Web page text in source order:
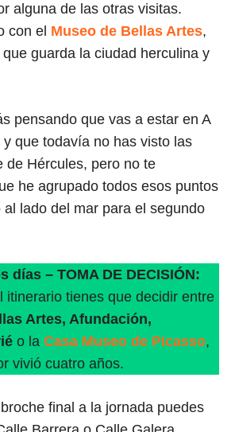
alguna de las otras visitas.
con el Museo de Bellas Artes,
guarda la ciudad herculina y
pensando que vas a estar en A
que todavía no has visto las
de Hércules, pero no te
he agrupado todos esos puntos
lado del mar para el segundo
días – TOMA DE DECISIÓN:
itinerario tienes que decidir entre
Artes, Afundación,
o la Casa Museo de Picasso,
vivió cuatro años.
final a la jornada puedes